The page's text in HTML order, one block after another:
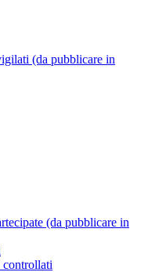
(da pubblicare in
(da pubblicare in